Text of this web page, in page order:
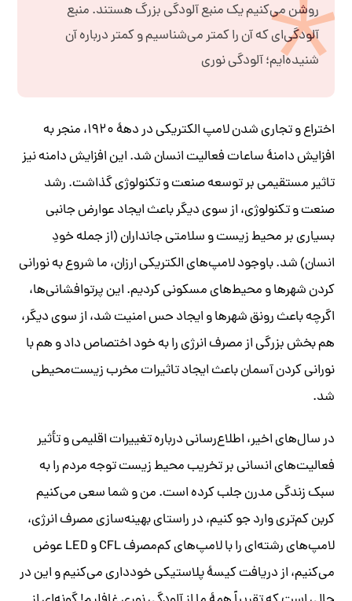
روشن می‌کنیم یک منبع آلودگی بزرگ هستند. منبع
آلودگی‌ای که آن را کمتر می‌شناسیم و کمتر درباره آن
شنیده‌ایم؛ آلودگی نوری
اختراع و تجاری شدن لامپ الکتریکی در دههٔ ۱۹۲۰، منجر به
افزایش دامنهٔ ساعات فعالیت انسان شد. این افزایش دامنه نیز
تاثیر مستقیمی بر توسعه صنعت و تکنولوژی گذاشت. رشد
صنعت و تکنولوژی، از سوی دیگر باعث ایجاد عوارض جانبی
بسیاری بر محیط زیست و سلامتی جانداران (از جمله خودِ
انسان) شد. باوجود لامپ‌های الکتریکی ارزان، ما شروع به نورانی
کردن شهرها و محیط‌های مسکونی کردیم. این پرتوافشانی‌ها،
اگرچه باعث رونق شهرها و ایجاد حس امنیت شد، از سوی دیگر،
هم بخش بزرگی از مصرف انرژی را به خود اختصاص داد و هم با
نورانی کردن آسمان باعث ایجاد تاثیرات مخرب زیست‌محیطی
شد.
در سال‌های اخیر، اطلاع‌رسانی درباره تغییرات اقلیمی و تأثیر
فعالیت‌های انسانی بر تخریب محیط زیست توجه مردم را به
سبک زندگی مدرن جلب کرده است. من و شما سعی می‌کنیم
کربن کم‌تری وارد جو کنیم، در راستای بهینه‌سازی مصرف انرژی،
لامپ‌های رشته‌ای را با لامپ‌های کم‌مصرف CFL و LED عوض
می‌کنیم، از دریافت کیسهٔ پلاستیکی خودداری می‌کنیم و این در